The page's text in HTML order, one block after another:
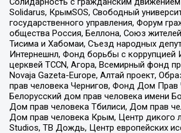
Solidarus, КрымSOS, Свободный
государственного управления, Форум
общества Россия, Беллона, Союз
Тисима и Хабомаи, Съезд народных
Интернешнл, Фонд борьбы с коррупцией
церквей TCCN, Агора, Всемирный фонд
Novaja Gazeta-Europe, Алтай проект,
прав человека Чернигов, Фонд Дом Прав
Белорусский дом прав человека имени
Дом прав человека Тбилиси, Дом прав
Дом прав человека Крым, Центр дикого
Studios, ТВ Дождь, Центр европейских